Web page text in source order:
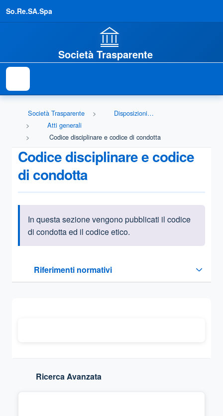
So.Re.SA.Spa
Società Trasparente
Società Trasparente
Disposizioni generali
Atti generali
Codice disciplinare e codice di condotta
Codice disciplinare e codice
di condotta
Informazioni introduttive
In questa sezione vengono pubblicati il codice
di condotta ed il codice etico.
Riferimenti normativi
Sezione compressa
Ricerca Avanzata